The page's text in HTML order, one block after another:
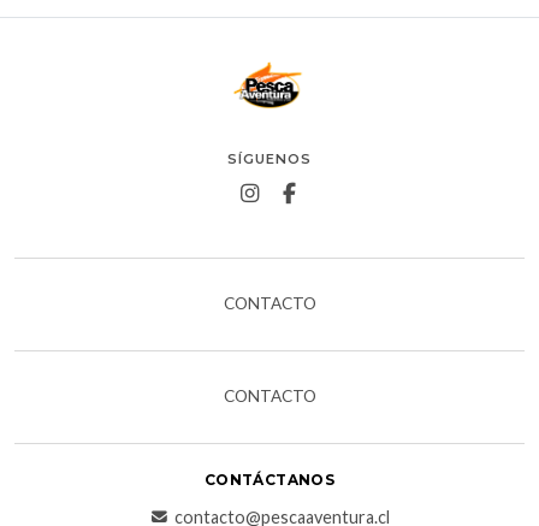
SÍGUENOS
CONTACTO
CONTACTO
CONTÁCTANOS
contacto@pescaaventura.cl